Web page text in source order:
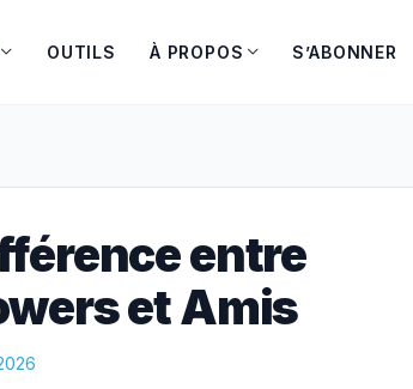
OUTILS À PROPOS S’ABONNER
entre
et Amis